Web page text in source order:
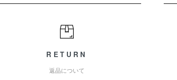
RETURN
返品について